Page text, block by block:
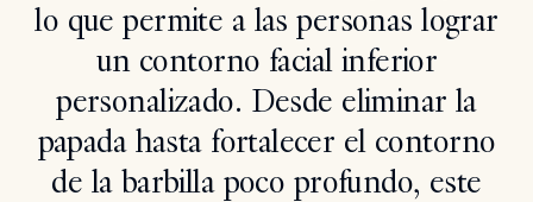
Search
lo que permite a las personas lograr
un contorno facial inferior
personalizado. Desde eliminar la
papada hasta fortalecer el contorno
de la barbilla poco profundo, este